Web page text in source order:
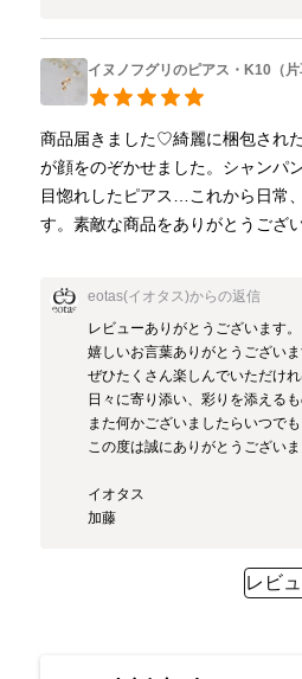
イヌノフグリのピアス・K10（片
商品届きました♡綺麗に梱包され
が顔をのぞかせました。シャンパ
目惚れしたピアス…これから日常
す。素敵な商品をありがとうござ
eotas(イオタス)からの返信
レビューありがとうございます。
嬉しいお言葉ありがとうございま
ぜひたくさん楽しんでいただけれ
日々に寄り添い、彩りを添える
また何かございましたらいつでも
この度は誠にありがとうございま
イオタス
加藤
レビ